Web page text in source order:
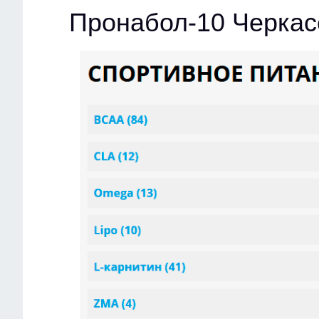
Пронабол-10